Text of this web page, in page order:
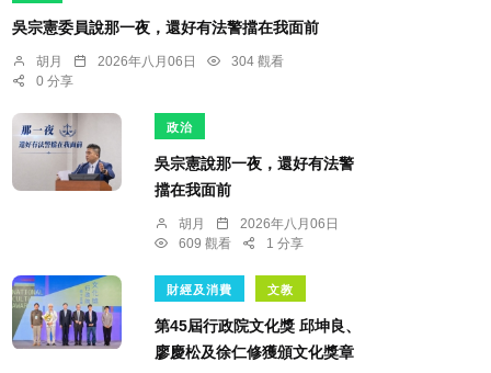
吳宗憲委員說那一夜，還好有法警擋在我面前
胡月 2026年八月06日
304 觀看
0 分享
政治
吳宗憲說那一夜，還好有法警
擋在我面前
胡月
2026年八月06日
609 觀看
1 分享
財經及消費 文教
第45屆行政院文化獎 邱坤良、
廖慶松及徐仁修獲頒文化獎章